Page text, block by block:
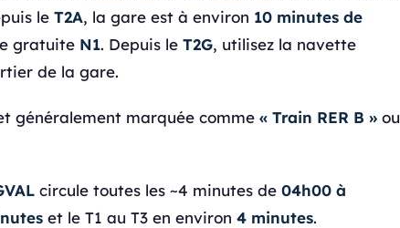
le T2A, la gare est à environ 10 minutes de
gratuite N1. Depuis le T2G, utilisez la navette
de la gare.
généralement marquée comme « Train RER B » ou
circule toutes les ~4 minutes de 04h00 à
et le T1 au T3 en environ 4 minutes.